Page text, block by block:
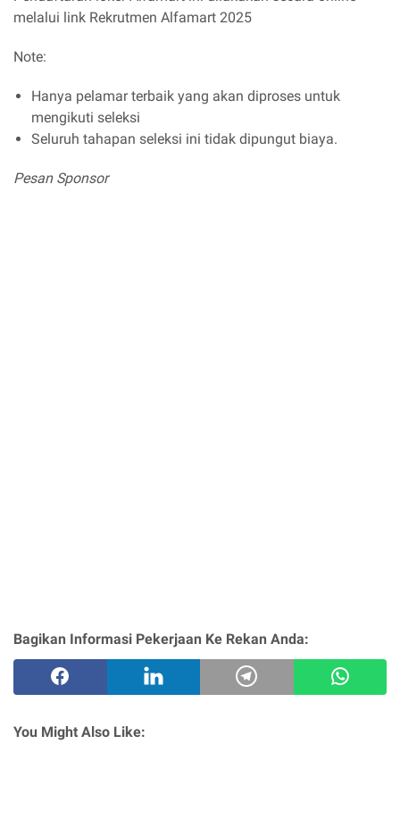
melalui link Rekrutmen Alfamart 2025
Note:
Hanya pelamar terbaik yang akan diproses untuk
mengikuti seleksi
Seluruh tahapan seleksi ini tidak dipungut biaya.
Pesan Sponsor
Bagikan Informasi Pekerjaan Ke Rekan Anda:
You Might Also Like: